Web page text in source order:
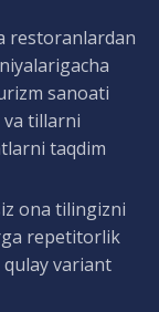
restoranlardan
sanoati
tillarni
taqdim
ona tilingizni
repetitorlik
variant